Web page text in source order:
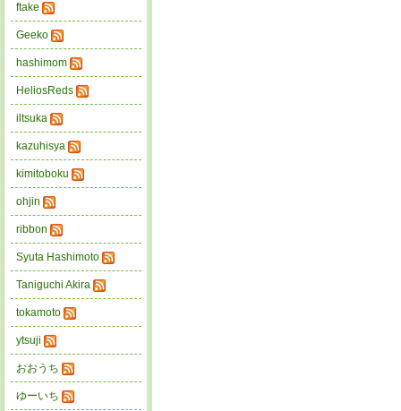
ftake
Geeko
hashimom
HeliosReds
iltsuka
kazuhisya
kimitoboku
ohjin
ribbon
Syuta Hashimoto
Taniguchi Akira
tokamoto
ytsuji
おおうち
ゆーいち